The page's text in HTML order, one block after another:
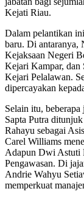
Kejati Riau.
Dalam pelantikan
baru. Di antaranya,
Kejaksaan Negeri
Kejari Kampar, dan
Kejari Pelalawan.
dipercayakan
Selain itu, beberapa
Sapta Putra
Rahayu sebagai
Carel Williams
Adapun Dwi Astuti
Pengawasan. Di
Andrie Wahyu
memperkuat